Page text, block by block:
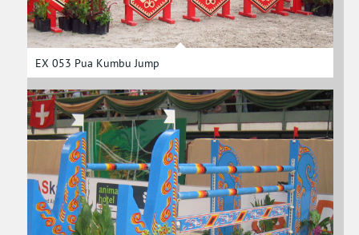
EX 053 Pua Kumbu Jump